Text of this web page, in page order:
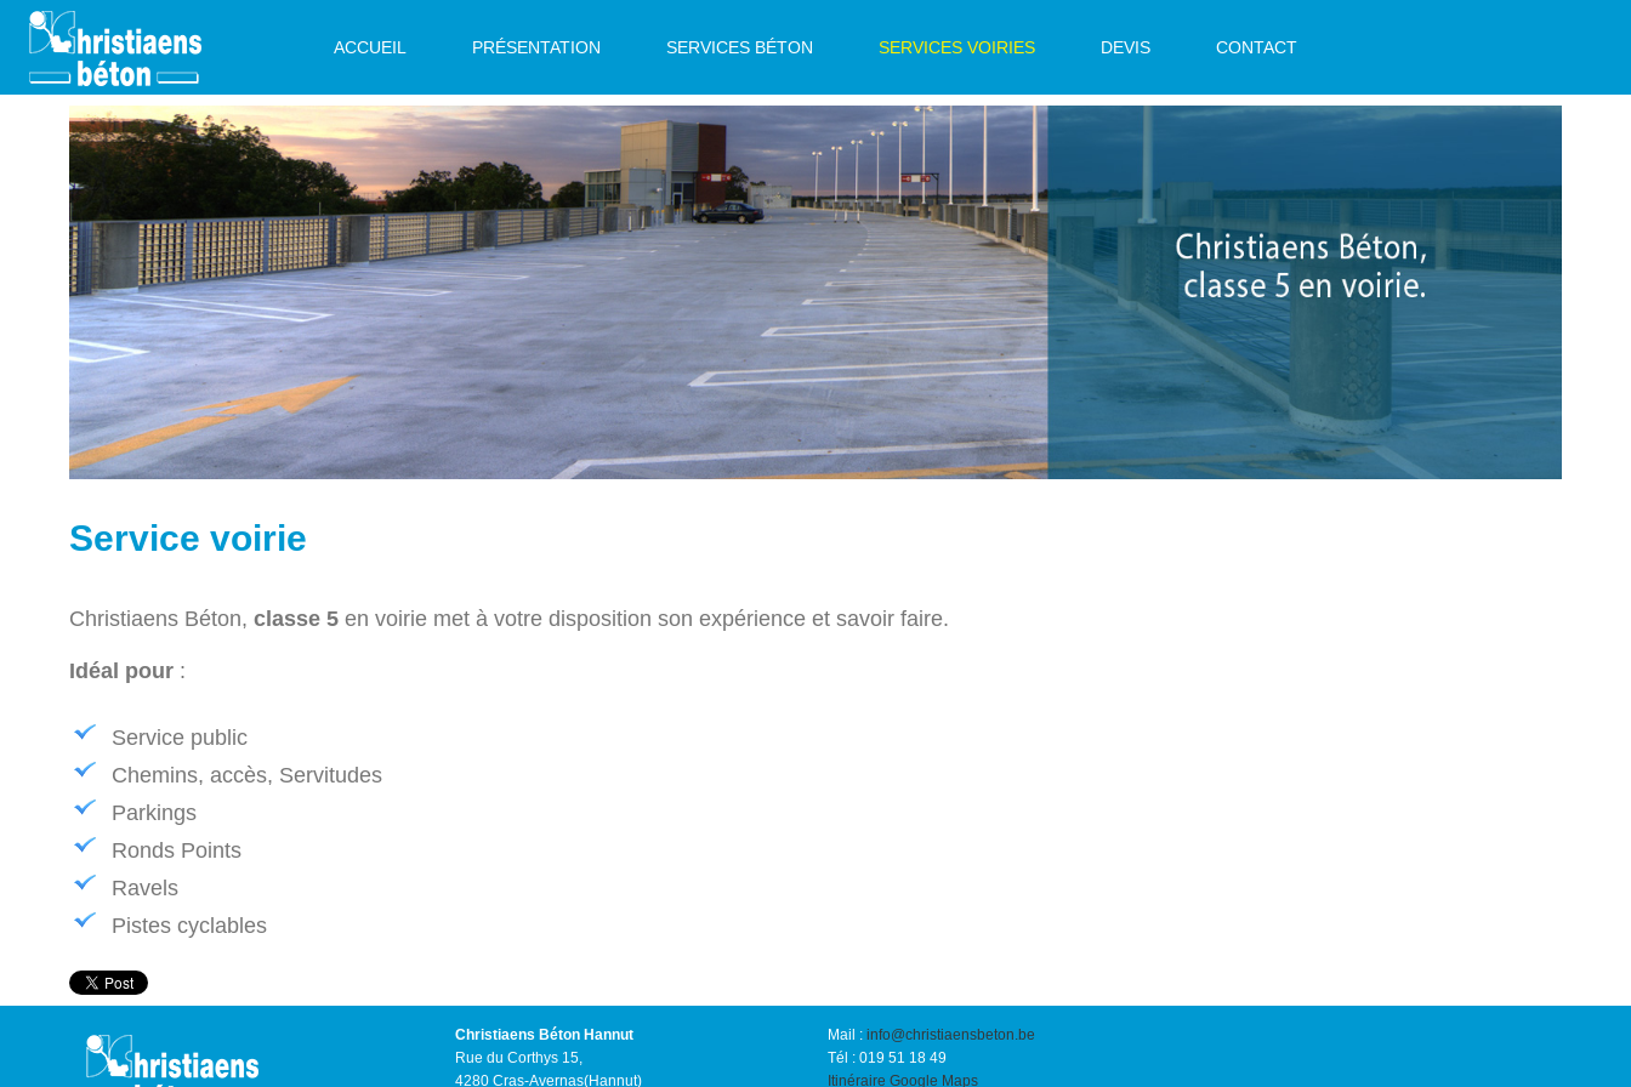
Service voirie
Christiaens Béton, classe 5 en voirie met à votre disposition son expérience et savoir faire.
Idéal pour :
Service public
Chemins, accès, Servitudes
Parkings
Ronds Points
Ravels
Pistes cyclables
Christiaens Béton Hannut
Rue du Corthys 15,
4280 Cras-Avernas(Hannut)
Mail : info@christiaensbeton.be
Tél : 019 51 18 49
Itinéraire Google Maps
ACCUEIL PRÉSENTATION SERVICES BÉTON SERVICES VOIRIES DEVIS CONTACT